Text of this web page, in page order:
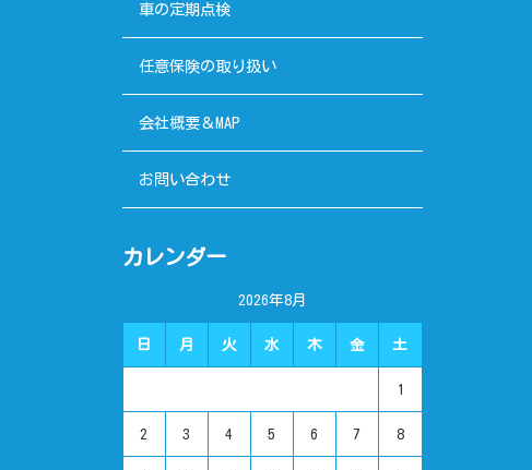
車の定期点検
任意保険の取り扱い
会社概要＆MAP
お問い合わせ
カレンダー
2026年8月
日 月 火 水 木 金 土
1
2 3 4 5 6 7 8